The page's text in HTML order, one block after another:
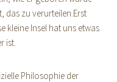
das zu verurteilen.Erst
kleine Insel hat uns etwas
ist.
Philosophie der